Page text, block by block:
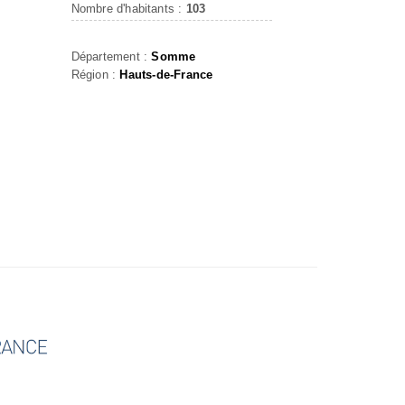
Nombre d'habitants : 103
Département :Somme
Région : Hauts-de-France